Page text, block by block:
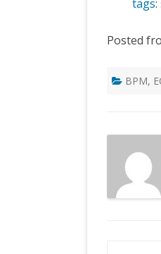
tags:
Posted
BPM,